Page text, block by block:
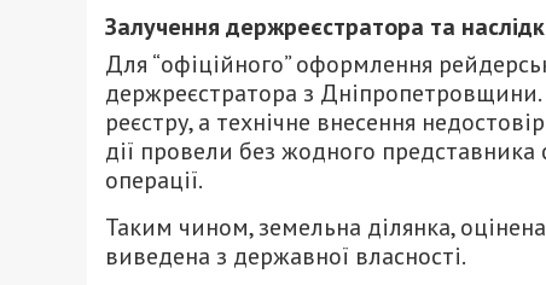
Залучення держреєстратора та
Для “офіційного” оформлення
держреєстратора з
реєстру, а технічне внесення
дії провели без жодного
операції.
Таким чином, земельна ділянка,
виведена з державної власності.